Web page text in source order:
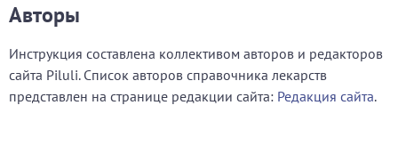
Авторы
Инструкция составлена коллективом авторов и редакторов
сайта Piluli. Список авторов справочника лекарств
представлен на странице редакции сайта: Редакция сайта.